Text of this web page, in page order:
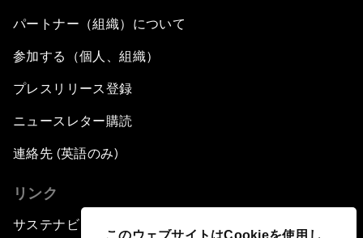
このウェブサイトはCookieを使用し
パートナー（組織）について
参加する（個人、組織）
プレスリリース登録
ニュースレター購読
連絡先 (英語のみ)
リンク
サステナビリティへの取り組み